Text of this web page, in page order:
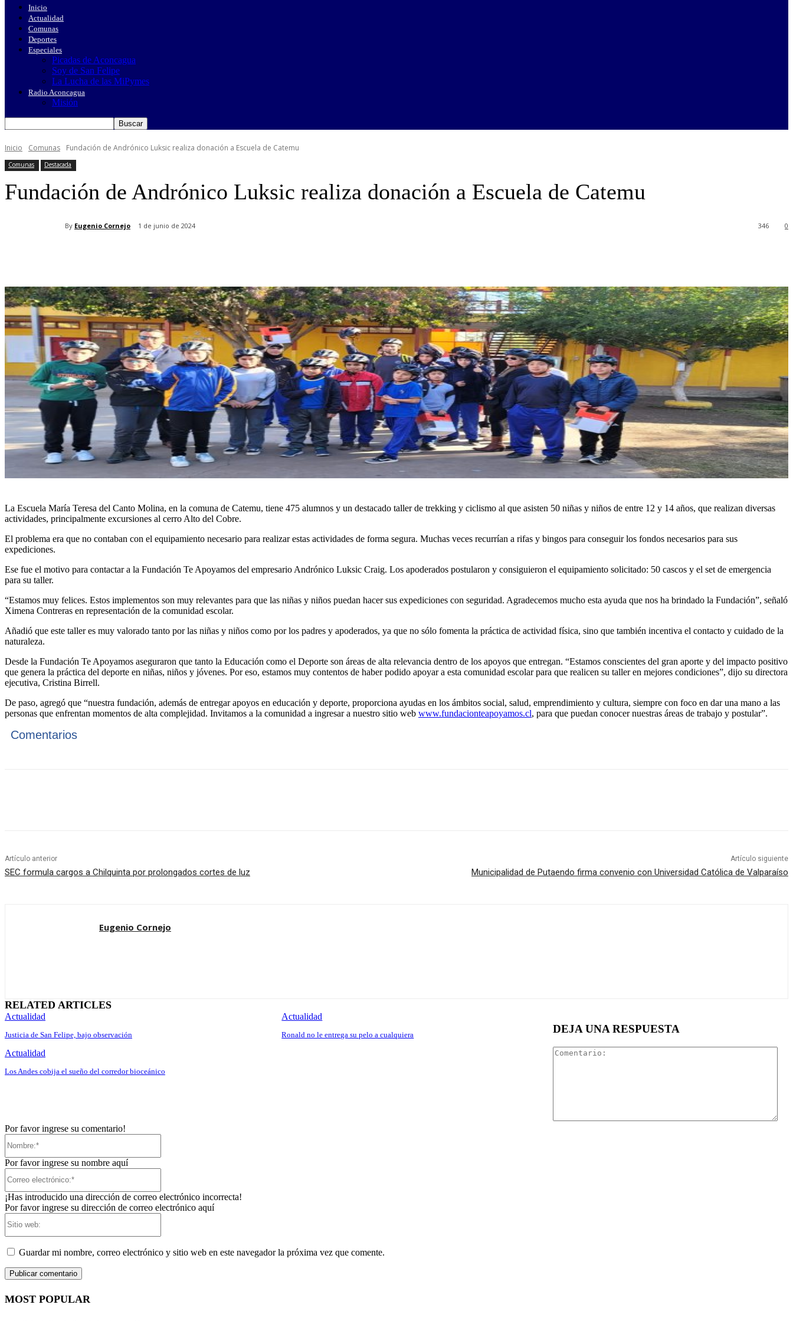
Inicio
Actualidad
Comunas
Deportes
Especiales
Picadas de Aconcagua
Soy de San Felipe
La Lucha de las MiPymes
Radio Aconcagua
Misión
Inicio Comunas Fundación de Andrónico Luksic realiza donación a Escuela de Catemu
Comunas Destacada
Fundación de Andrónico Luksic realiza donación a Escuela de Catemu
By Eugenio Cornejo 1 de junio de 2024 0
346
La Escuela María Teresa del Canto Molina, en la comuna de Catemu, tiene 475 alumnos y un destacado taller de trekking y ciclismo al que asisten 50 niñas y niños de entre 12 y 14 años, que realizan diversas
actividades, principalmente excursiones al cerro Alto del Cobre.
El problema era que no contaban con el equipamiento necesario para realizar estas actividades de forma segura. Muchas veces recurrían a rifas y bingos para conseguir los fondos necesarios para sus
expediciones.
Ese fue el motivo para contactar a la Fundación Te Apoyamos del empresario Andrónico Luksic Craig. Los apoderados postularon y consiguieron el equipamiento solicitado: 50 cascos y el set de emergencia
para su taller.
“Estamos muy felices. Estos implementos son muy relevantes para que las niñas y niños puedan hacer sus expediciones con seguridad. Agradecemos mucho esta ayuda que nos ha brindado la Fundación”, señaló
Ximena Contreras en representación de la comunidad escolar.
Añadió que este taller es muy valorado tanto por las niñas y niños como por los padres y apoderados, ya que no sólo fomenta la práctica de actividad física, sino que también incentiva el contacto y cuidado de la
naturaleza.
Desde la Fundación Te Apoyamos aseguraron que tanto la Educación como el Deporte son áreas de alta relevancia dentro de los apoyos que entregan. “Estamos conscientes del gran aporte y del impacto positivo
que genera la práctica del deporte en niñas, niños y jóvenes. Por eso, estamos muy contentos de haber podido apoyar a esta comunidad escolar para que realicen su taller en mejores condiciones”, dijo su directora
ejecutiva, Cristina Birrell.
De paso, agregó que “nuestra fundación, además de entregar apoyos en educación y deporte, proporciona ayudas en los ámbitos social, salud, emprendimiento y cultura, siempre con foco en dar una mano a las
personas que enfrentan momentos de alta complejidad. Invitamos a la comunidad a ingresar a nuestro sitio web www.fundacionteapoyamos.cl, para que puedan conocer nuestras áreas de trabajo y postular”.
Comentarios
Artículo anterior
SEC formula cargos a Chilquinta por prolongados cortes de luz
Artículo siguiente
Municipalidad de Putaendo firma convenio con Universidad Católica de Valparaíso
Eugenio Cornejo
RELATED ARTICLES
Actualidad
Justicia de San Felipe, bajo observación
Actualidad
Ronald no le entrega su pelo a cualquiera
Actualidad
Los Andes cobija el sueño del corredor bioceánico
DEJA UNA RESPUESTA
Por favor ingrese su comentario!
Por favor ingrese su nombre aquí
¡Has introducido una dirección de correo electrónico incorrecta!
Por favor ingrese su dirección de correo electrónico aquí
Guardar mi nombre, correo electrónico y sitio web en este navegador la próxima vez que comente.
MOST POPULAR